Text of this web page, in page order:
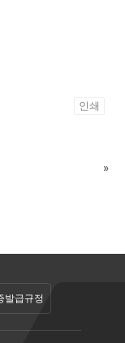
인쇄
»
발급규정